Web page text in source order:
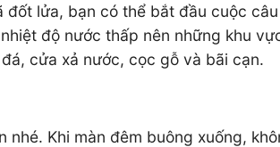
lửa, bạn có thể bắt đầu cuộc
độ nước thấp nên những khu
cửa xả nước, cọc gỗ và bãi cạn.
Khi màn đêm buông xuống,